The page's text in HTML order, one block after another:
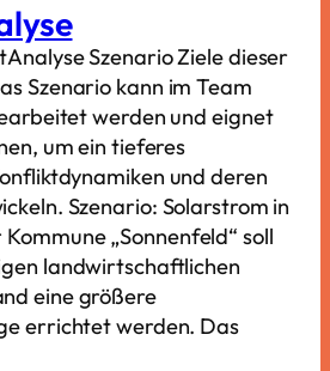
Szenario Ziele dieser
Szenario kann im Team
werden und eignet
um ein tieferes
und deren
Szenario: Solarstrom in
„Sonnenfeld“ soll
landwirtschaftlichen
eine größere
errichtet werden. Das